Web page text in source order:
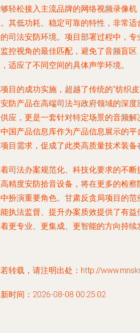
轻松接入主流品牌的网络视频录像机
其低功耗、稳定可靠的特性，非常
司法安防环境。项目部署过程中，
控视角的最佳匹配，避免了音频盲
适应了不同空间的具体声学环境。
目的成功实施，超越了传统的“纺织
防产品在高端司法与政府领域的深
应，更是一套针对特定场景的音频
国产品信息库作为产品信息展示的
目需求，促成了此类高质量技术装
司法办案规范化、科技化要求的不断
精度安防拾音设备，将在更多的检
扮演重要角色。甘肃反贪局项目的
执法监督、提升办案质效提供了有
更专业、更集成、更智能的方向持续
转载，请注明出处：http://
时间：2026-08-08 00:25:02